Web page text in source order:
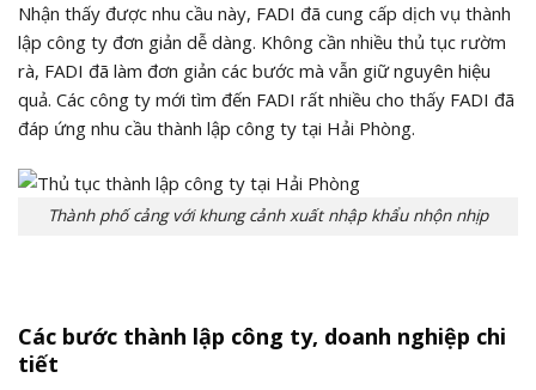
Nhận thấy được nhu cầu này, FADI đã cung cấp dịch vụ thành
lập công ty đơn giản dễ dàng. Không cần nhiều thủ tục rườm
rà, FADI đã làm đơn giản các bước mà vẫn giữ nguyên hiệu
quả. Các công ty mới tìm đến FADI rất nhiều cho thấy FADI đã
đáp ứng nhu cầu thành lập công ty tại Hải Phòng.
Thành phố cảng với khung cảnh xuất nhập khẩu nhộn nhịp
Các bước thành lập công ty, doanh nghiệp chi
tiết